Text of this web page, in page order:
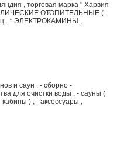
, торговая марка " Харвия
ОТОПИТЕЛЬНЫЕ (
. * ЭЛЕКТРОКАМИНЫ ,
и саун : - сборно -
для очистки воды ; - сауны (
) ; - аксессуары ,